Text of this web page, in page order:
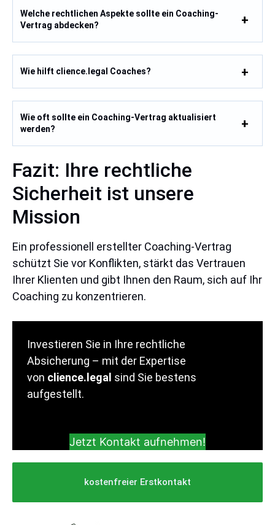
Welche rechtlichen Aspekte sollte ein Coaching-
Vertrag abdecken?
Wie hilft clience.legal Coaches?
Wie oft sollte ein Coaching-Vertrag aktualisiert
werden?
Fazit: Ihre rechtliche
Sicherheit ist unsere
Mission
Ein professionell erstellter Coaching-Vertrag
schützt Sie vor Konflikten, stärkt das Vertrauen
Ihrer Klienten und gibt Ihnen den Raum, sich auf Ihr
Coaching zu konzentrieren.
Investieren Sie in Ihre rechtliche
Absicherung – mit der Expertise
von clience.legal sind Sie bestens
aufgestellt.
Jetzt Kontakt aufnehmen!
kostenfreier Erstkontakt